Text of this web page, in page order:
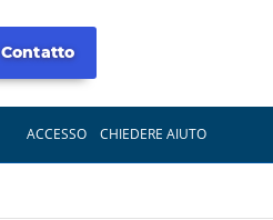
Contatto
ACCESSO CHIEDERE AIUTO